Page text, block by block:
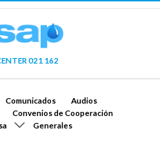
021 162
Comunicados
Audios
Convenios de Cooperación
Generales